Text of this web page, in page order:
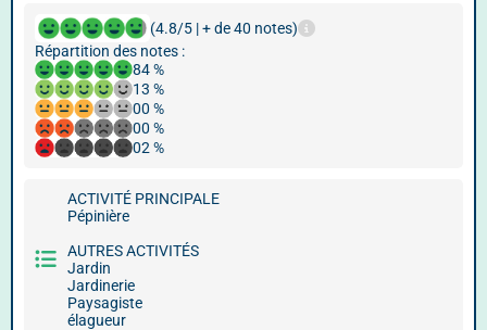
(4.8/5 | + de 40 notes)
Répartition des notes :
84 %
13 %
00 %
00 %
02 %
ACTIVITÉ PRINCIPALE
Pépinière
AUTRES ACTIVITÉS
Jardin
Jardinerie
Paysagiste
élagueur